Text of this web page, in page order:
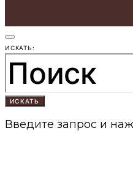
ИСКАТЬ:
ИСКАТЬ
Введите запрос и